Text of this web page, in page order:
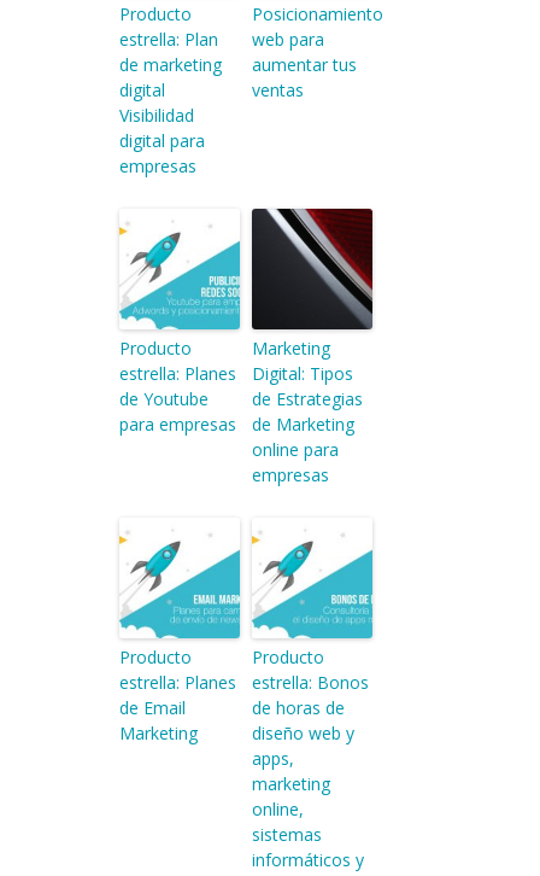
Producto
estrella: Plan
de marketing
digital
Visibilidad
digital para
empresas
Posicionamiento
web para
aumentar tus
ventas
Producto
estrella: Planes
de Youtube
para empresas
Marketing
Digital: Tipos
de Estrategias
de Marketing
online para
empresas
Producto
estrella: Planes
de Email
Marketing
Producto
estrella: Bonos
de horas de
diseño web y
apps,
marketing
online,
sistemas
informáticos y